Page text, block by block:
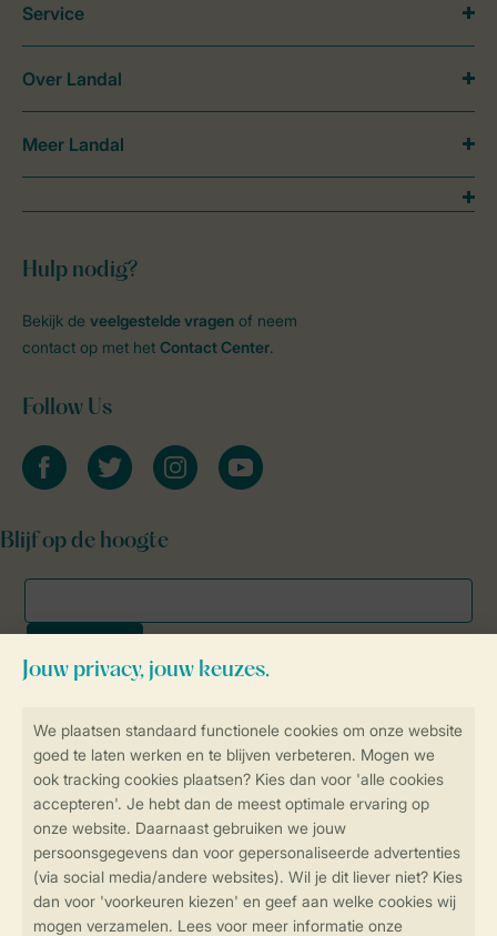
Controle over jouw gegevens &
Veilig en snel online boeken
SSL certificaat
Veilige gegevensoverdracht
Hulp nodig?
Bekijk de veelgestelde vragen of neem
contact op met het Contact Center.
Follow Us
facebooktwitter instagramyoutube
Blijf op de hoogte
Service
Over Landal
Meer Landal